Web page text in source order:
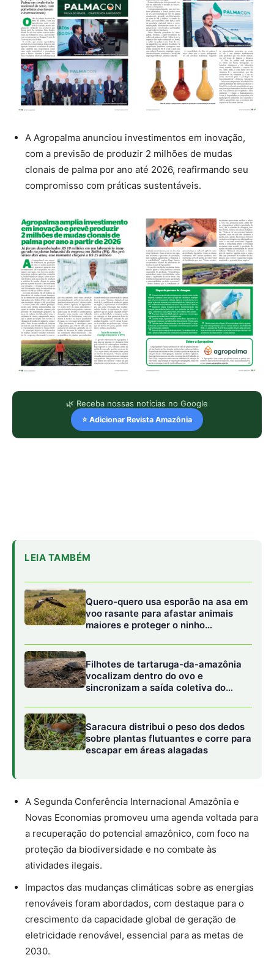
A Agropalma anunciou investimentos em inovação,
com a previsão de produzir 2 milhões de mudas
clonais de palma por ano até 2026, reafirmando seu
compromisso com práticas sustentáveis.
🌿 Receba nossas notícias no Google
⭐ Adicionar Revista Amazônia
LEIA TAMBÉM
Quero-quero usa esporão na asa em
voo rasante para afastar animais
maiores e proteger o ninho
Filhotes de tartaruga-da-amazônia
vocalizam dentro do ovo e
sincronizam a saída coletiva do
Saracura distribui o peso dos dedos
sobre plantas flutuantes e corre para
escapar em áreas alagadas
A Segunda Conferência Internacional Amazônia e
Novas Economias promoveu uma agenda voltada para
a recuperação do potencial amazônico, com foco na
proteção da biodiversidade e no combate às
atividades ilegais.
Impactos das mudanças climáticas sobre as energias
renováveis foram abordados, com destaque para o
crescimento da capacidade global de geração de
eletricidade renovável, essencial para as metas de
2030.